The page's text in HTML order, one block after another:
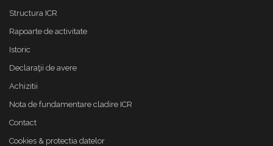
Structura ICR
Rapoarte de activitate
Istoric
Declaraţii de avere
Achizitii
Nota de fundamentare cladire ICR
Contact
Cookies & protectia datelor